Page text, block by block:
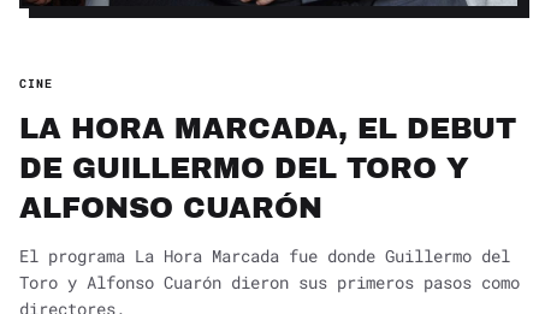
CINE
LA HORA MARCADA, EL DEBUT
DE GUILLERMO DEL TORO Y
ALFONSO CUARÓN
El programa La Hora Marcada fue donde Guillermo del
Toro y Alfonso Cuarón dieron sus primeros pasos como
directores.